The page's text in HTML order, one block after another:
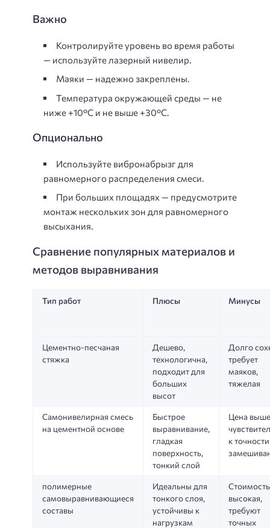
Важно
Контролируйте уровень во время работы
— используйте лазерный нивелир.
Маяки — надежно закреплены.
Температура окружающей среды — не
ниже +10°C и не выше +30°C.
Опционально
Используйте вибронабрызг для
равномерного распределения смеси.
При больших площадях — предусмотрите
монтаж нескольких зон для равномерного
высыхания.
Сравнение популярных материалов и
методов выравнивания
Тип работ Плюсы Минусы
Цементно-песчаная
стяжка
Дешево,
технологична,
подходит для
больших
высот
Долго
требует
маяков,
тяжелая
Самонивелирная смесь
на цементной основе
Быстрое
выравнивание,
гладкая
поверхность,
тонкий слой
Цена
к точности
полимерные
самовыравнивающиеся
составы
Идеальны для
тонкого слоя,
устойчивы к
нагрузкам
Стоимость
высокая,
требуют
точных